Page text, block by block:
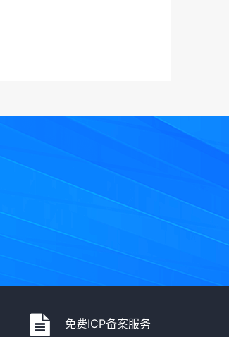
免费ICP备案服务